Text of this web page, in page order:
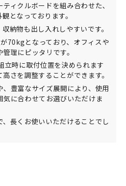
ィクルボードを組み合わせた、
となっております。
納物も出し入れしやすいです。
70kgとなっており、オフィスや
理にピッタリです。
時に取付位置を決められます
さを調整することができます。
豊富なサイズ展開により、使用
に合わせてお選びいただけま
長くお使いいただけることでし